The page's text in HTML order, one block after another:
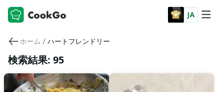
JA
ホーム / ハートフレンドリー
検索結果: 95